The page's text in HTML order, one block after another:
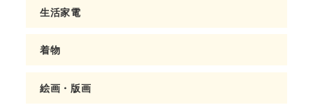
生活家電
着物
絵画・版画